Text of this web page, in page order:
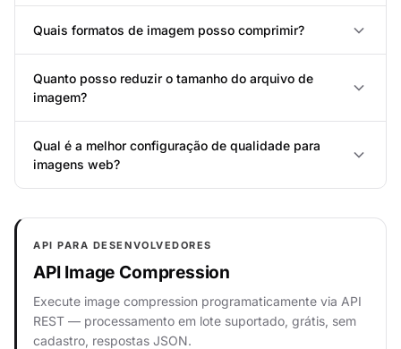
Quais formatos de imagem posso comprimir?
Quanto posso reduzir o tamanho do arquivo de
imagem?
Qual é a melhor configuração de qualidade para
imagens web?
API PARA DESENVOLVEDORES
API Image Compression
Execute image compression programaticamente via API
REST — processamento em lote suportado, grátis, sem
cadastro, respostas JSON.